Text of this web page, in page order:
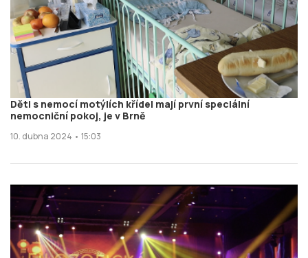
Děti s nemocí motýlích křídel mají první speciální
nemocniční pokoj, je v Brně
10. dubna 2024 • 15:03